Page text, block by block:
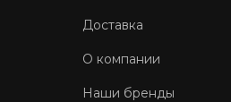
Доставка
О компании
Наши бренды